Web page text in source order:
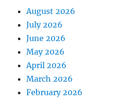
August 2026
July 2026
June 2026
May 2026
April 2026
March 2026
February 2026